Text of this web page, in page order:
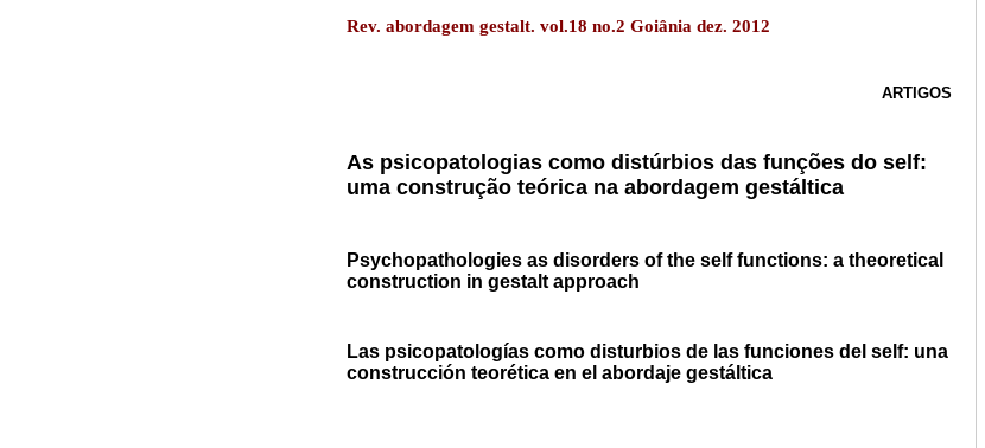
Rev. abordagem gestalt. vol.18 no.2 Goiânia dez. 2012
ARTIGOS
As psicopatologias como distúrbios das funções do self:
uma construção teórica na abordagem gestáltica
Psychopathologies as disorders of the self functions: a theoretical
construction in gestalt approach
Las psicopatologías como disturbios de las funciones del self: una
construcción teorética en el abordaje gestáltica